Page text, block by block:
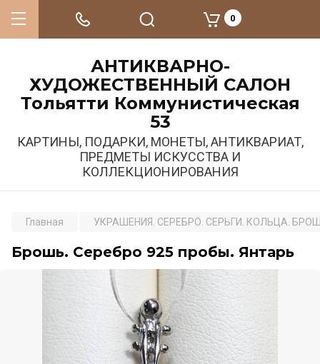
АНТИКВАРНО-
ХУДОЖЕСТВЕННЫЙ САЛОН
Тольятти Коммунистическая
53
КАРТИНЫ, ПОДАРКИ, МОНЕТЫ, АНТИКВАРИАТ,
ПРЕДМЕТЫ ИСКУССТВА И
КОЛЛЕКЦИОНИРОВАНИЯ
0
Главная УКРАШЕНИЯ. СЕРЕБРО. СЕРЬГИ. КОЛЬЦА.
Брошь. Серебро 925 пробы. Янтарь